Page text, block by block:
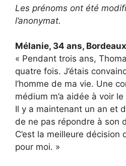
Les prénoms ont été
l’anonymat.
Mélanie, 34 ans,
« Pendant trois ans,
quatre fois. J’étais
l’homme de ma vie. Une
médium m’a aidée à voir
Il y a maintenant un an et
de ne pas répondre à son
C’est la meilleure décision
pour moi. »